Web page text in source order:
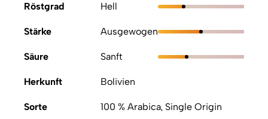
Röstgrad Hell
Stärke Ausgewogen
Säure Sanft
Herkunft Bolivien
Sorte 100 % Arabica, Single Origin